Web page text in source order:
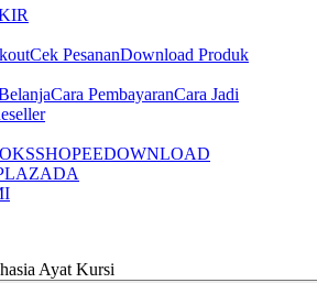
Cek PesananDownload Produk
Cara PembayaranCara Jadi
SHOPEEDOWNLOAD
LAZADA
Ayat Kursi